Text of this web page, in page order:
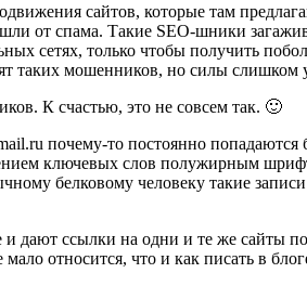
сайтов, которые там
от спама. Такие SEO-шники
сетях, только чтобы получить
таких мошенников, но силы слишком
К счастью, это не совсем так. 🙂
почему-то постоянно
ключевых слов полужирным
белковому человеку такие
дают ссылки на одни и те же сайты
относится, что и как писать в